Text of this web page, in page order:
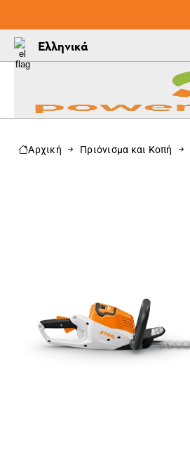
Ελληνικά
Αρχική Πριόνισμα και Κοπή